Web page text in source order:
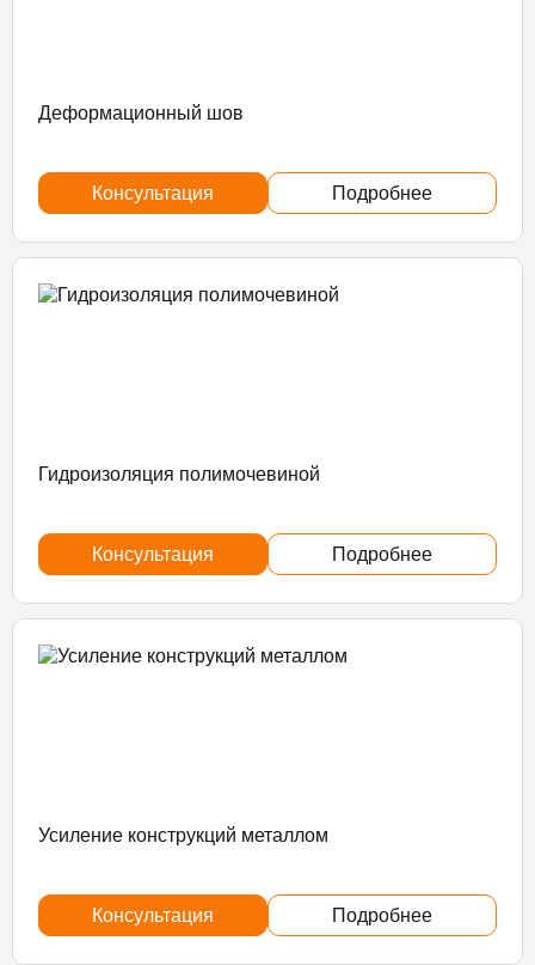
Деформационный шов
Консультация Подробнее
Гидроизоляция полимочевиной
Консультация Подробнее
Усиление конструкций металлом
Консультация Подробнее